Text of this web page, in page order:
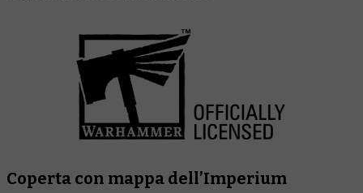
Coperta con mappa dell’Imperium